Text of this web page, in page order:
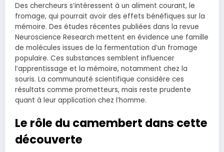
Des chercheurs s’intéressent à un aliment courant, le
fromage, qui pourrait avoir des effets bénéfiques sur la
mémoire. Des études récentes publiées dans la revue
Neuroscience Research mettent en évidence une famille
de molécules issues de la fermentation d’un fromage
populaire. Ces substances semblent influencer
l’apprentissage et la mémoire, notamment chez la
souris. La communauté scientifique considère ces
résultats comme prometteurs, mais reste prudente
quant à leur application chez l’homme.
Le rôle du camembert dans cette
découverte